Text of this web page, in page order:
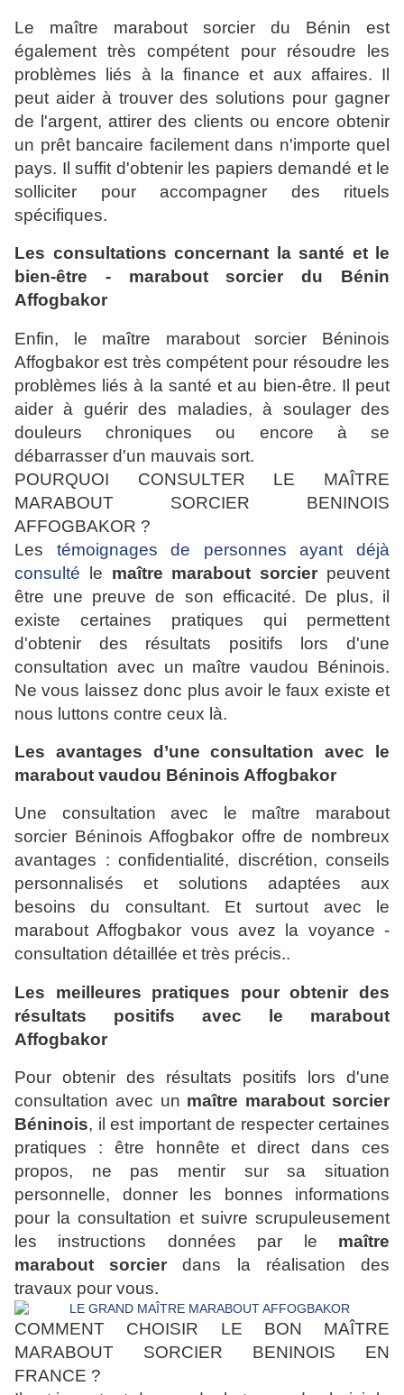
Le maître marabout sorcier du Bénin est
également très compétent pour résoudre les
problèmes liés à la finance et aux affaires. Il
peut aider à trouver des solutions pour gagner
de l'argent, attirer des clients ou encore obtenir
un prêt bancaire facilement dans n'importe quel
pays. Il suffit d'obtenir les papiers demandé et le
solliciter pour accompagner des rituels
spécifiques.
Les consultations concernant la santé et le
bien-être - marabout sorcier du Bénin
Affogbakor
Enfin, le maître marabout sorcier Béninois
Affogbakor est très compétent pour résoudre les
problèmes liés à la santé et au bien-être. Il peut
aider à guérir des maladies, à soulager des
douleurs chroniques ou encore à se
débarrasser d'un mauvais sort.
POURQUOI CONSULTER LE MAÎTRE
MARABOUT SORCIER BENINOIS
AFFOGBAKOR ?
Les témoignages de personnes ayant déjà
consulté le maître marabout sorcier peuvent
être une preuve de son efficacité. De plus, il
existe certaines pratiques qui permettent
d'obtenir des résultats positifs lors d'une
consultation avec un maître vaudou Béninois.
Ne vous laissez donc plus avoir le faux existe et
nous luttons contre ceux là.
Les avantages d’une consultation avec le
marabout vaudou Béninois Affogbakor
Une consultation avec le maître marabout
sorcier Béninois Affogbakor offre de nombreux
avantages : confidentialité, discrétion, conseils
personnalisés et solutions adaptées aux
besoins du consultant. Et surtout avec le
marabout Affogbakor vous avez la voyance -
consultation détaillée et très précis..
Les meilleures pratiques pour obtenir des
résultats positifs avec le marabout
Affogbakor
Pour obtenir des résultats positifs lors d'une
consultation avec un maître marabout sorcier
Béninois, il est important de respecter certaines
pratiques : être honnête et direct dans ces
propos, ne pas mentir sur sa situation
personnelle, donner les bonnes informations
pour la consultation et suivre scrupuleusement
les instructions données par le maître
marabout sorcierdans la réalisation des
travaux pour vous.
COMMENT CHOISIR LE BON MAÎTRE
MARABOUT SORCIER BENINOIS EN
FRANCE ?